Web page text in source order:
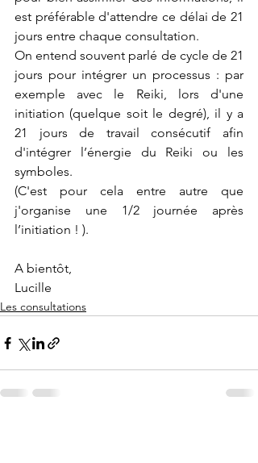
est préférable d'attendre ce délai de 21
jours entre chaque consultation.
On entend souvent parlé de cycle de 21
jours pour intégrer un processus : par
exemple avec le Reiki, lors d'une
initiation (quelque soit le degré), il y a
21 jours de travail consécutif afin
d'intégrer l’énergie du Reiki ou les
symboles.
(C'est pour cela entre autre que
j'organise une 1/2 journée après
l’initiation ! ).
A bientôt,
Lucille
Les consultations